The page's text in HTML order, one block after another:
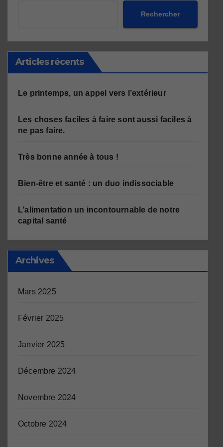
Rechercher
Articles récents
Le printemps, un appel vers l’extérieur
Les choses faciles à faire sont aussi faciles à
ne pas faire.
Très bonne année à tous !
Bien-être et santé : un duo indissociable
L’alimentation un incontournable de notre
capital santé
Archives
Mars 2025
Février 2025
Janvier 2025
Décembre 2024
Novembre 2024
Octobre 2024